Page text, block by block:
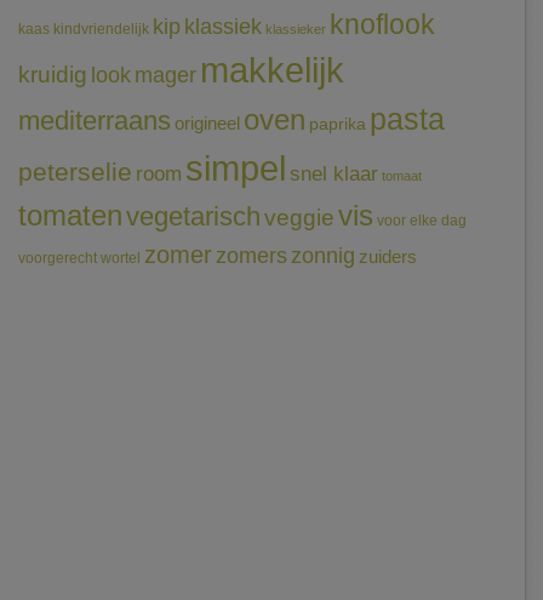
kaas kindvriendelijk kip klassiek klassieker knoflook
kruidig look mager makkelijk
mediterraans origineel oven paprika pasta
peterselie room simpel snel klaar tomaat
tomatenvegetarischveggievis voor elke dag
voorgerecht wortel zomerzomerszonnig zuiders